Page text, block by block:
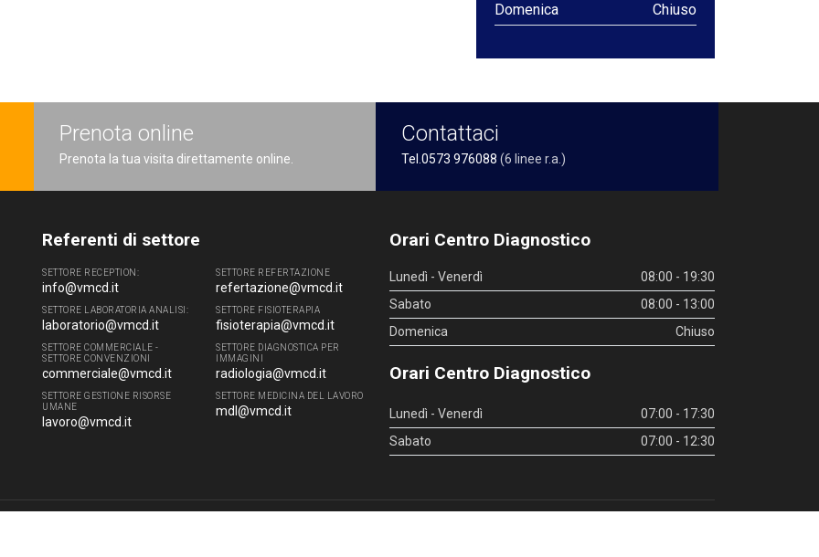
Domenica
Chiuso
Prenota online
Prenota la tua visita direttamente online.
Contattaci
Tel.0573 976088 (6 linee r.a.)
Referenti di settore
SETTORE RECEPTION:
info@vmcd.it
SETTORE LABORATORIA ANALISI:
laboratorio@vmcd.it
SETTORE COMMERCIALE -
SETTORE CONVENZIONI
commerciale@vmcd.it
SETTORE GESTIONE RISORSE
UMANE
lavoro@vmcd.it
SETTORE REFERTAZIONE
refertazione@vmcd.it
SETTORE FISIOTERAPIA
fisioterapia@vmcd.it
SETTORE DIAGNOSTICA PER
IMMAGINI
radiologia@vmcd.it
SETTORE MEDICINA DEL LAVORO
mdl@vmcd.it
Orari Centro Diagnostico
Lunedì - Venerdì
08:00 - 19:30
Sabato
08:00 - 13:00
Domenica
Chiuso
Orari Centro Diagnostico
Lunedì - Venerdì
07:00 - 17:30
Sabato
07:00 - 12:30